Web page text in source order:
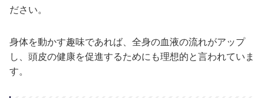
ださい。
身体を動かす趣味であれば、全身の血液の流れがアップ
し、頭皮の健康を促進するためにも理想的と言われていま
す。